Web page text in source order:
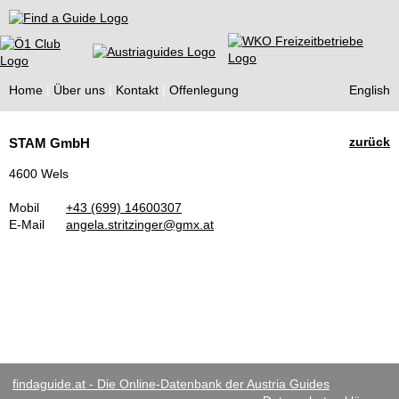
Find a Guide
Home Über uns Kontakt Offenlegung English
Guides
zurück
STAM GmbH
4600 Wels
Mobil
+43 (699) 14600307
E-Mail
angela.stritzinger@gmx.at
findaguide.at - Die Online-Datenbank der Austria Guides